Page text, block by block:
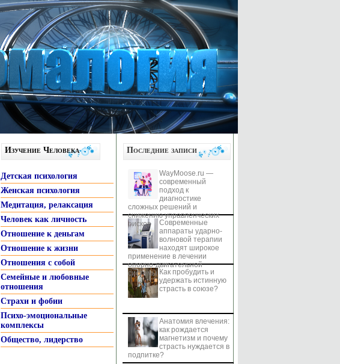
Изучение Человека
Детская психология
Женская психология
Медитация, релаксация
Человек как личность
Отношение к деньгам
Отношение к жизни
Отношения с собой
Семейные и любовные
отношения
Страхи и фобии
Психо-эмоциональные
комплексы
Общество, лидерство
Последние записи
WayMoose.ru —
современный
подход к
диагностике
сложных решений и
снижению управленческих
рисков
Современные
аппараты ударно-
волновой терапии
находят широкое
применение в лечении
опорно-двигательной
системы Как пробудить и
удержать истинную
страсть в союзе?
Анатомия влечения:
как рождается
магнетизм и почему
страсть нуждается в
подпитке?